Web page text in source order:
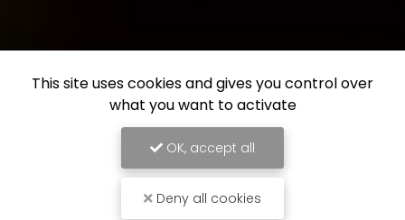
This site uses cookies and gives you control over
what you want to activate
OK, accept all
Deny all cookies